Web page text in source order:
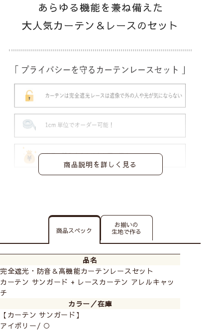
あらゆる機能を兼ね備えた
大人気カーテン＆レースのセット
商品説明を詳しく見る
商品スペック
お揃いの
生地で作る
品名
完全遮光・防音＆高機能カーテンレースセット
カーテン サンガード + レースカーテン アレルキャッ
チ
カラー／在庫
【カーテン サンガード】
アイボリー/ ○